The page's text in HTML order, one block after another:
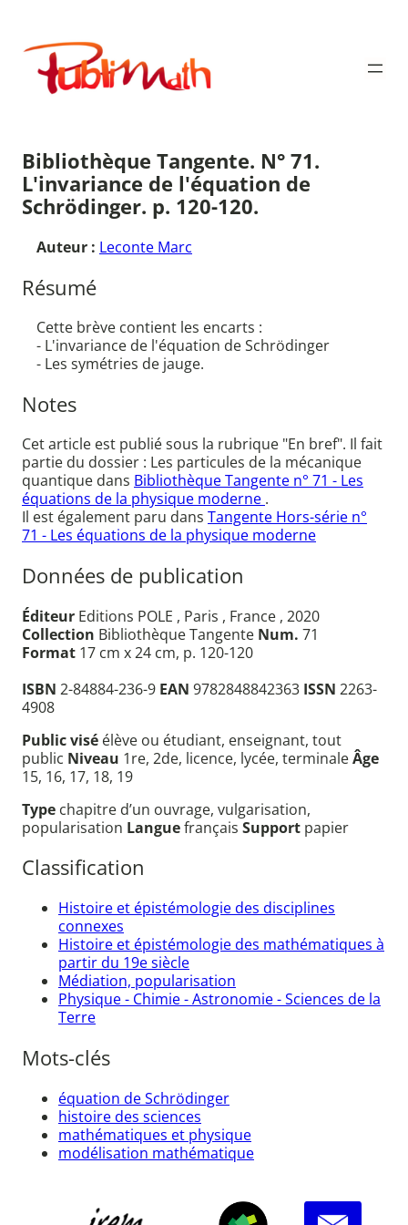
contenu
Publimath
Bibliothèque Tangente. N° 71.
L'invariance de l'équation de
Schrödinger. p. 120-120.
Auteur : Leconte Marc
Résumé
Cette brève contient les encarts :
- L'invariance de l'équation de Schrödinger
- Les symétries de jauge.
Notes
Cet article est publié sous la rubrique "En bref". Il fait
partie du dossier : Les particules de la mécanique
quantique dans Bibliothèque Tangente n° 71 - Les
équations de la physique moderne .
Il est également paru dans Tangente Hors-série n°
71 - Les équations de la physique moderne
Données de publication
Éditeur Editions POLE , Paris , France , 2020
Collection Bibliothèque Tangente Num. 71
Format 17 cm x 24 cm, p. 120-120
ISBN 2-84884-236-9 EAN 9782848842363 ISSN 2263-
4908
Public visé élève ou étudiant, enseignant, tout
public Niveau 1re, 2de, licence, lycée, terminaleÂge
15, 16, 17, 18, 19
Type chapitre d’un ouvrage, vulgarisation,
popularisation Languefrançais Support papier
Classification
Histoire et épistémologie des disciplines
connexes
Histoire et épistémologie des mathématiques à
partir du 19e siècle
Médiation, popularisation
Physique - Chimie - Astronomie - Sciences de la
Terre
Mots-clés
équation de Schrödinger
histoire des sciences
mathématiques et physique
modélisation mathématique